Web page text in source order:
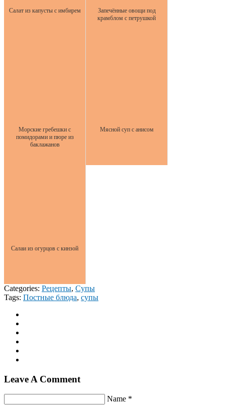
Салат из капусты с имбирем
Запечённые овощи под
крамблом с петрушкой
Морские гребешки с
помидорами и пюре из
баклажанов
Мясной суп с анисом
Салаи из огурцов с кинзой
Categories: Рецепты, Супы
Tags: Постные блюда, супы
Leave A Comment
Name *